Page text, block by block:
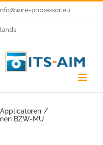
processor.eu
Applicatoren
BZW-MU